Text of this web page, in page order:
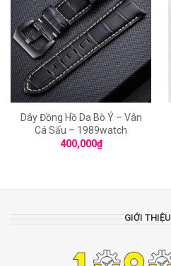
Dây Đồng Hồ Da Bò Ý – Vân
Cá Sấu – 1989watch
400,000₫
GIỚI THIỆU